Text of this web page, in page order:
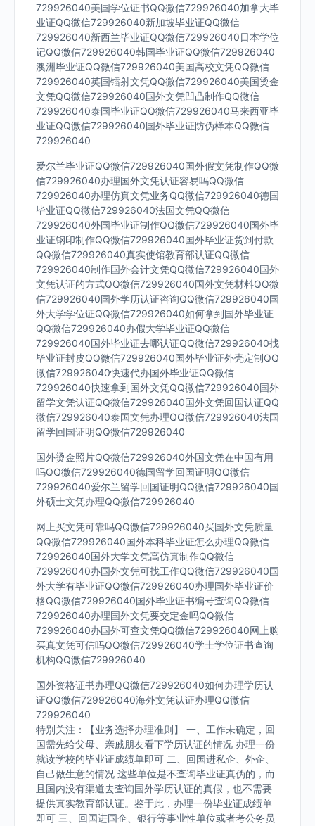
729926040美国学位证书QQ微信729926040加拿大毕
业证QQ微信729926040新加坡毕业证QQ微信
729926040新西兰毕业证QQ微信729926040日本学位
记QQ微信729926040韩国毕业证QQ微信729926040
澳洲毕业证QQ微信729926040美国高校文凭QQ微信
729926040英国镭射文凭QQ微信729926040美国烫金
文凭QQ微信729926040国外文凭凹凸制作QQ微信
729926040泰国毕业证QQ微信729926040马来西亚毕
业证QQ微信729926040国外毕业证防伪样本QQ微信
729926040
爱尔兰毕业证QQ微信729926040国外假文凭制作QQ微
信729926040办理国外文凭认证容易吗QQ微信
729926040办理仿真文凭业务QQ微信729926040德国
毕业证QQ微信729926040法国文凭QQ微信
729926040外国毕业证制作QQ微信729926040国外毕
业证钢印制作QQ微信729926040国外毕业证货到付款
QQ微信729926040真实使馆教育部认证QQ微信
729926040制作国外会计文凭QQ微信729926040国外
文凭认证的方式QQ微信729926040国外文凭材料QQ微
信729926040国外学历认证咨询QQ微信729926040国
外大学学位证QQ微信729926040如何拿到国外毕业证
QQ微信729926040办假大学毕业证QQ微信
729926040国外毕业证去哪认证QQ微信729926040找
毕业证封皮QQ微信729926040国外毕业证外壳定制QQ
微信729926040快速代办国外毕业证QQ微信
729926040快速拿到国外文凭QQ微信729926040国外
留学文凭认证QQ微信729926040国外文凭回国认证QQ
微信729926040泰国文凭办理QQ微信729926040法国
留学回国证明QQ微信729926040
国外烫金照片QQ微信729926040外国文凭在中国有用
吗QQ微信729926040德国留学回国证明QQ微信
729926040爱尔兰留学回国证明QQ微信729926040国
外硕士文凭办理QQ微信729926040
网上买文凭可靠吗QQ微信729926040买国外文凭质量
QQ微信729926040国外本科毕业证怎么办理QQ微信
729926040国外大学文凭高仿真制作QQ微信
729926040办国外文凭可找工作QQ微信729926040国
外大学有毕业证QQ微信729926040办理国外毕业证价
格QQ微信729926040国外毕业证书编号查询QQ微信
729926040办理国外文凭要交定金吗QQ微信
729926040办国外可查文凭QQ微信729926040网上购
买真文凭可信吗QQ微信729926040学士学位证书查询
机构QQ微信729926040
国外资格证书办理QQ微信729926040如何办理学历认
证QQ微信729926040海外文凭认证办理QQ微信
729926040
特别关注：【业务选择办理准则】 一、工作未确定，回
国需先给父母、亲戚朋友看下学历认证的情况 办理一份
就读学校的毕业证成绩单即可 二、回国进私企、外企、
自己做生意的情况 这些单位是不查询毕业证真伪的，而
且国内没有渠道去查询国外学历认证的真假，也不需要
提供真实教育部认证。鉴于此，办理一份毕业证成绩单
即可 三、回国进国企、银行等事业性单位或者考公务员